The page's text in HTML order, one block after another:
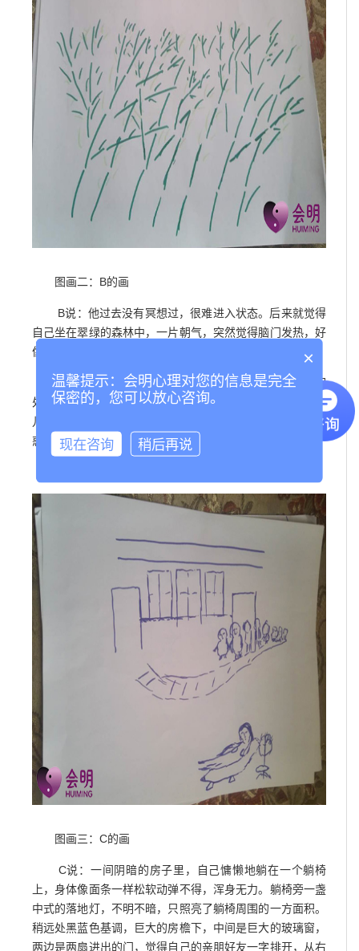
图画二：B的画
B说：他过去没有冥想过，很难进入状态。后来就觉得
自己坐在翠绿的森林中，一片朝气，突然觉得脑门发热，好
像有天眼到打开，可是怎么努力也打不开。
解析：B是一个很注重关系的人，他在和自己的妻子相
处的关系中很用心，但心中也积怨了很多委屈和困惑，有点
儿力不从心的感觉，几乎想用自己的超能力解决眼下的困
惑。但B悟性很大，小的天眼就是好的开始。
图画三：C的画
C说：一间阴暗的房子里，自己慵懒地躺在一个躺椅
上，身体像面条一样松软动弹不得，浑身无力。躺椅旁一盏
中式的落地灯，不明不暗，只照亮了躺椅周围的一方面积。
稍远处黑蓝色基调，巨大的房檐下，中间是巨大的玻璃窗，
两边是两扇进出的门，觉得自己的亲朋好友一字排开，从右
×
温馨提示：会明心理对您的信息是完全
保密的，您可以放心咨询。
现在咨询 稍后再说